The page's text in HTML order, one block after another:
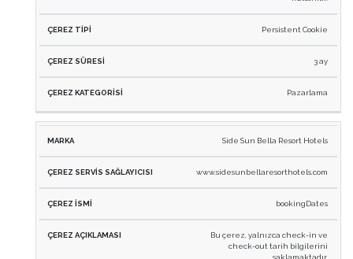
Persistent Cookie
3 ay
Pazarlama
Side Sun Bella Resort Hotels
www.sidesunbellaresorthotels.com
bookingDates
Bu çerez, yalnızca check-in ve
check-out tarih bilgilerini
saklamaktadır.